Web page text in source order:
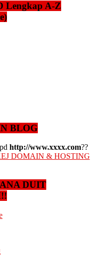
Lengkap A-Z
BLOG
http://www.xxxx.com??
DOMAIN & HOSTING
DUIT